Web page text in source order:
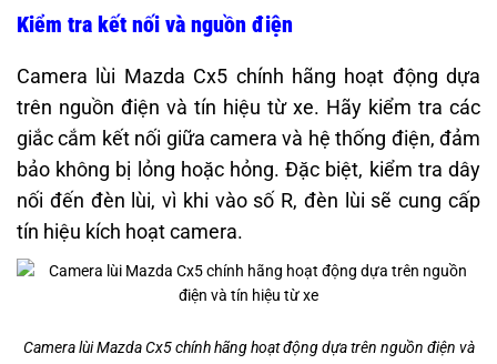
Kiểm tra kết nối và nguồn điện
Camera lùi Mazda Cx5 chính hãng hoạt động dựa
trên nguồn điện và tín hiệu từ xe. Hãy kiểm tra các
giắc cắm kết nối giữa camera và hệ thống điện, đảm
bảo không bị lỏng hoặc hỏng. Đặc biệt, kiểm tra dây
nối đến đèn lùi, vì khi vào số R, đèn lùi sẽ cung cấp
tín hiệu kích hoạt camera.
Camera lùi Mazda Cx5 chính hãng hoạt động dựa trên nguồn điện và